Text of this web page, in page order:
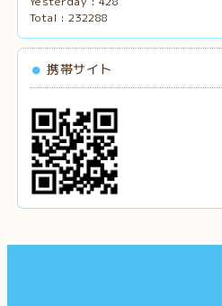
Total : 232288
携帯サイト